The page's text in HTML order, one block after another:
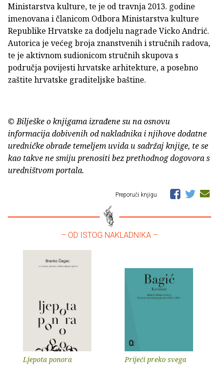
Ministarstva kulture, te je od travnja 2013. godine
imenovana i članicom Odbora Ministarstva kulture
Republike Hrvatske za dodjelu nagrade Vicko Andrić.
Autorica je većeg broja znanstvenih i stručnih radova,
te je aktivnom sudionicom stručnih skupova s
područja povijesti hrvatske arhitekture, a posebno
zaštite hrvatske graditeljske baštine.
© Bilješke o knjigama izrađene su na osnovu
informacija dobivenih od nakladnika i njihove dodatne
uredničke obrade temeljem uvida u sadržaj knjige, te se
kao takve ne smiju prenositi bez prethodnog dogovora s
uredništvom portala.
Preporuči knjigu
– OD ISTOG NAKLADNIKA –
Ljepota ponora Prijeći preko svega